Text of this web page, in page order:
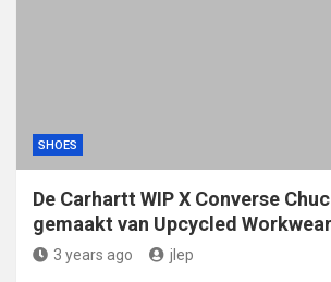
SHOES
De Carhartt WIP X Converse
gemaakt van Upcycled Workwear
3 years ago jlep